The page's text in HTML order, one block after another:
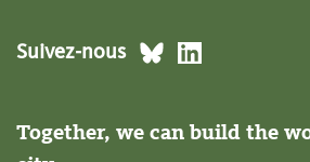
Suivez-nous
Together, we can build the